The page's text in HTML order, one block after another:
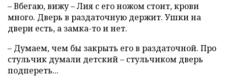
– Вбегаю, вижу – Лия с его ножом стоит, крови
много. Дверь в раздаточную держит. Ушки на
двери есть, а замка-то и нет.
– Думаем, чем бы закрыть его в раздаточной. Про
стульчик думали детский – стульчиком дверь
подпереть...